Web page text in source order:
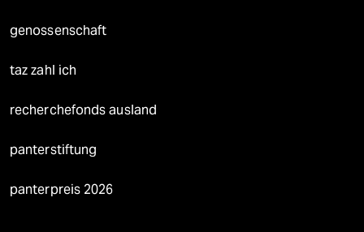
genossenschaft
taz zahl ich
recherchefonds ausland
panterstiftung
panterpreis 2026